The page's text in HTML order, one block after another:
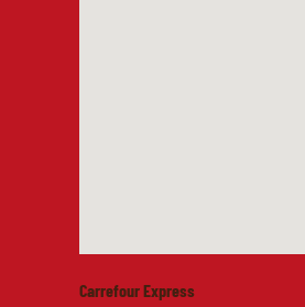
Carrefour Express